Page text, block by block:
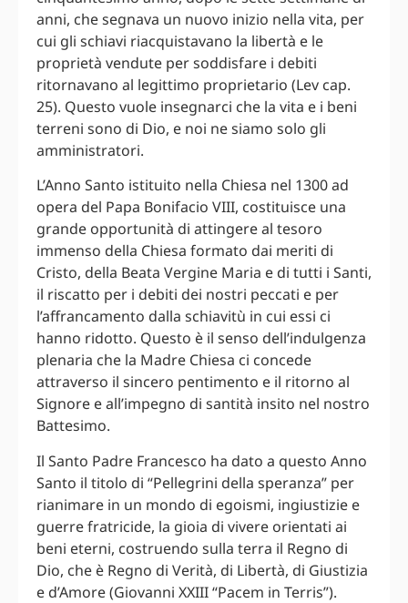
anni, che segnava un nuovo inizio nella vita, per
cui gli schiavi riacquistavano la libertà e le
proprietà vendute per soddisfare i debiti
ritornavano al legittimo proprietario (Lev cap.
25). Questo vuole insegnarci che la vita e i beni
terreni sono di Dio, e noi ne siamo solo gli
amministratori.
L’Anno Santo istituito nella Chiesa nel 1300 ad
opera del Papa Bonifacio VIII, costituisce una
grande opportunità di attingere al tesoro
immenso della Chiesa formato dai meriti di
Cristo, della Beata Vergine Maria e di tutti i Santi,
il riscatto per i debiti dei nostri peccati e per
l’affrancamento dalla schiavitù in cui essi ci
hanno ridotto. Questo è il senso dell’indulgenza
plenaria che la Madre Chiesa ci concede
attraverso il sincero pentimento e il ritorno al
Signore e all’impegno di santità insito nel nostro
Battesimo.
Il Santo Padre Francesco ha dato a questo Anno
Santo il titolo di “Pellegrini della speranza” per
rianimare in un mondo di egoismi, ingiustizie e
guerre fratricide, la gioia di vivere orientati ai
beni eterni, costruendo sulla terra il Regno di
Dio, che è Regno di Verità, di Libertà, di Giustizia
e d’Amore (Giovanni XXIII “Pacem in Terris”).